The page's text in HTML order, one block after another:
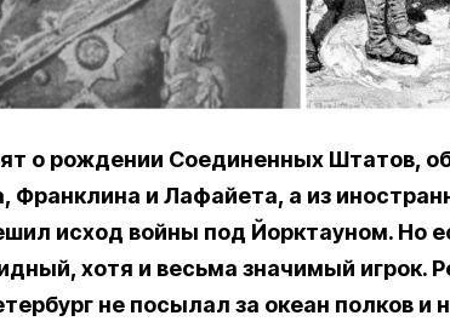
о рождении Соединенных Штатов,
Франклина и Лафайета, а из
исход войны под Йорктауном. Но
хотя и весьма значимый игрок.
не посылал за океан полков и